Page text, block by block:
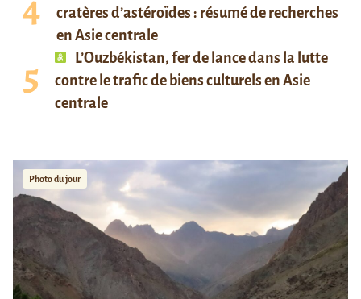
cratères d’astéroïdes : résumé de recherches
en Asie centrale
L’Ouzbékistan, fer de lance dans la lutte
contre le trafic de biens culturels en Asie
centrale
Photo du jour